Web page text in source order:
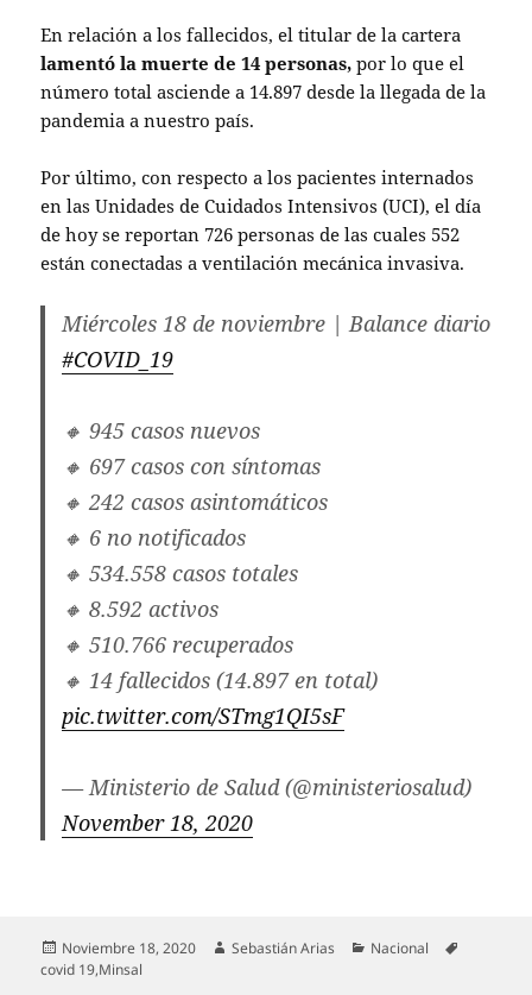
En relación a los fallecidos, el titular de la cartera
lamentó la muerte de 14 personas,por lo que el
número total asciende a 14.897 desde la llegada de la
pandemia a nuestro país.
Por último, con respecto a los pacientes internados
en las Unidades de Cuidados Intensivos (UCI), el día
de hoy se reportan 726 personas de las cuales 552
están conectadas a ventilación mecánica invasiva.
Miércoles 18 de noviembre | Balance diario
#COVID_19
🔸 945 casos nuevos
🔸 697 casos con síntomas
🔸 242 casos asintomáticos
🔸 6 no notificados
🔸 534.558 casos totales
🔸 8.592 activos
🔸 510.766 recuperados
🔸 14 fallecidos (14.897 en total)
pic.twitter.com/STmg1QI5sF
— Ministerio de Salud (@ministeriosalud)
November 18, 2020
Publicado
el
Noviembre 18, 2020 Autor
Sebastián Arias Categorías
Nacional
covid 19,Minsal